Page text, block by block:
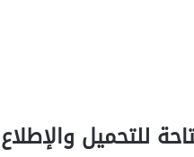
للتحميل والإطلاع